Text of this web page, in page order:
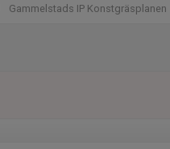
Gammelstads IP Konstgräsplanen